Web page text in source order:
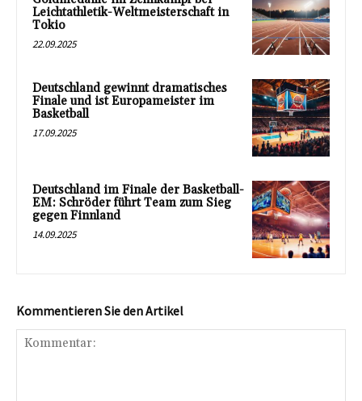
Leichtathletik-Weltmeisterschaft in
Tokio
22.09.2025
Deutschland gewinnt dramatisches
Finale und ist Europameister im
Basketball
17.09.2025
Deutschland im Finale der Basketball-
EM: Schröder führt Team zum Sieg
gegen Finnland
14.09.2025
Kommentieren Sie den Artikel